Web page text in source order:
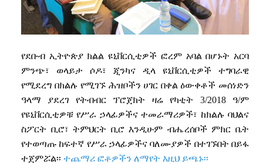
የደቡብ ኢትዮጵያ ክልል ዩኒቨርሲቲዎች ፎረም አባል በሆኑት አርባ
ምንጭ፣
ወላይታ ሶዶ፣ ጂንካና ዲላ ዩኒቨርሲቲዎች
ተግባራዊ
የሚደረግ በክልሉ የሚገኙ ሕዝቦችን ሀገር በቀል ዕውቀቶች መሰነድን
ዓላማ
ያደረገ የትብብር ፕሮጀክት ዛሬ የካቲት 3/2018 ዓ/ም
የዩኒቨርሲቲዎቹ የሥራ ኃላፊዎችና ተመራማሪዎች፣ ከክልሉ ባህልና
ስፖርት ቢሮ፣ ትምህርት ቢሮ እንዲሁም ብሔረሰቦች ምክር ቤት
የተወጣጡ ከፍተኛ የሥራ ኃላፊዎችና ባለሙያዎች በተገኙበት በይፋ
ተጀምሯል፡፡ ተጨማሪ ፎቶዎችን ለማየት እዚህ ይጫኑ፡፡